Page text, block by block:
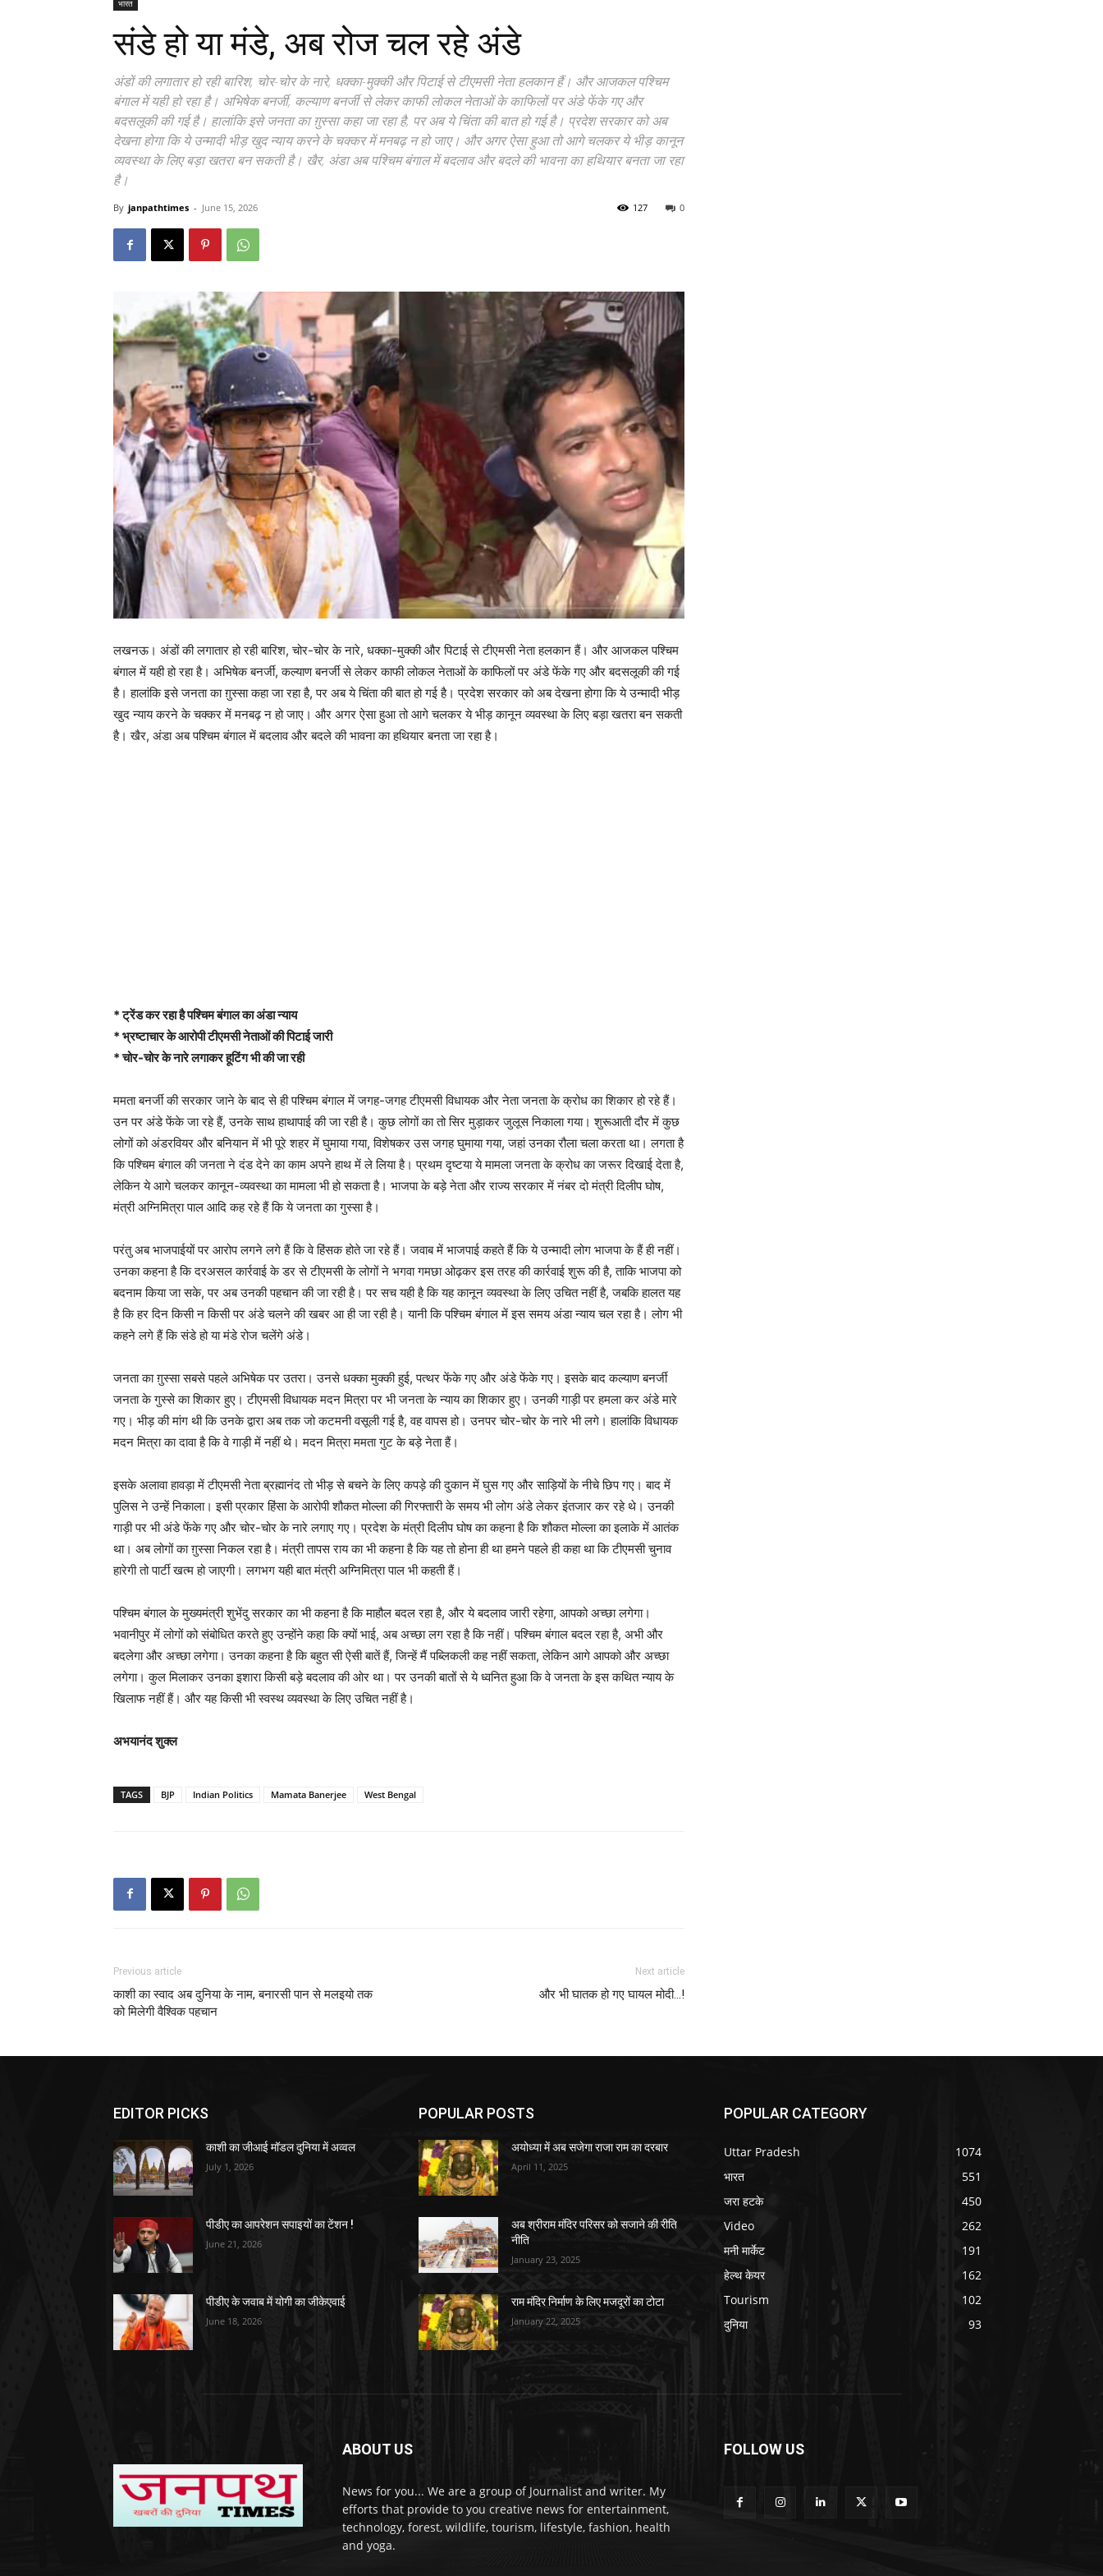
भारत
संडे हो या मंडे, अब रोज चल रहे अंडे
अंडों की लगातार हो रही बारिश, चोर-चोर के नारे, धक्का-मुक्की और पिटाई से टीएमसी नेता हलकान हैं। और आजकल पश्चिम
बंगाल में यही हो रहा है। अभिषेक बनर्जी, कल्याण बनर्जी से लेकर काफी लोकल नेताओं के काफिलों पर अंडे फेंके गए और
बदसलूकी की गई है। हालांकि इसे जनता का ग़ुस्सा कहा जा रहा है, पर अब ये चिंता की बात हो गई है। प्रदेश सरकार को अब
देखना होगा कि ये उन्मादी भीड़ खुद न्याय करने के चक्कर में मनबढ़ न हो जाए। और अगर ऐसा हुआ तो आगे चलकर ये भीड़ कानून
व्यवस्था के लिए बड़ा खतरा बन सकती है। खैर, अंडा अब पश्चिम बंगाल में बदलाव और बदले की भावना का हथियार बनता जा रहा
है।
By janpathtimes - June 15, 2026 0
127
लखनऊ। अंडों की लगातार हो रही बारिश, चोर-चोर के नारे, धक्का-मुक्की और पिटाई से टीएमसी नेता हलकान हैं। और आजकल पश्चिम
बंगाल में यही हो रहा है। अभिषेक बनर्जी, कल्याण बनर्जी से लेकर काफी लोकल नेताओं के काफिलों पर अंडे फेंके गए और बदसलूकी की गई
है। हालांकि इसे जनता का ग़ुस्सा कहा जा रहा है, पर अब ये चिंता की बात हो गई है। प्रदेश सरकार को अब देखना होगा कि ये उन्मादी भीड़
खुद न्याय करने के चक्कर में मनबढ़ न हो जाए। और अगर ऐसा हुआ तो आगे चलकर ये भीड़ कानून व्यवस्था के लिए बड़ा खतरा बन सकती
है। खैर, अंडा अब पश्चिम बंगाल में बदलाव और बदले की भावना का हथियार बनता जा रहा है।
* ट्रेंड कर रहा है पश्चिम बंगाल का अंडा न्याय
* भ्रष्टाचार के आरोपी टीएमसी नेताओं की पिटाई जारी
* चोर-चोर के नारे लगाकर हूटिंग भी की जा रही
ममता बनर्जी की सरकार जाने के बाद से ही पश्चिम बंगाल में जगह-जगह टीएमसी विधायक और नेता जनता के क्रोध का शिकार हो रहे हैं।
उन पर अंडे फेंके जा रहे हैं, उनके साथ हाथापाई की जा रही है। कुछ लोगों का तो सिर मुड़ाकर जुलूस निकाला गया। शुरूआती दौर में कुछ
लोगों को अंडरवियर और बनियान में भी पूरे शहर में घुमाया गया, विशेषकर उस जगह घुमाया गया, जहां उनका रौला चला करता था। लगता है
कि पश्चिम बंगाल की जनता ने दंड देने का काम अपने हाथ में ले लिया है। प्रथम दृष्टया ये मामला जनता के क्रोध का जरूर दिखाई देता है,
लेकिन ये आगे चलकर कानून-व्यवस्था का मामला भी हो सकता है। भाजपा के बड़े नेता और राज्य सरकार में नंबर दो मंत्री दिलीप घोष,
मंत्री अग्निमित्रा पाल आदि कह रहे हैं कि ये जनता का गुस्सा है।
परंतु अब भाजपाईयों पर आरोप लगने लगे हैं कि वे हिंसक होते जा रहे हैं। जवाब में भाजपाई कहते हैं कि ये उन्मादी लोग भाजपा के हैं ही नहीं।
उनका कहना है कि दरअसल कार्रवाई के डर से टीएमसी के लोगों ने भगवा गमछा ओढ़कर इस तरह की कार्रवाई शुरू की है, ताकि भाजपा को
बदनाम किया जा सके, पर अब उनकी पहचान की जा रही है। पर सच यही है कि यह कानून व्यवस्था के लिए उचित नहीं है, जबकि हालत यह
है कि हर दिन किसी न किसी पर अंडे चलने की खबर आ ही जा रही है। यानी कि पश्चिम बंगाल में इस समय अंडा न्याय चल रहा है। लोग भी
कहने लगे हैं कि संडे हो या मंडे रोज चलेंगे अंडे।
जनता का ग़ुस्सा सबसे पहले अभिषेक पर उतरा। उनसे धक्का मुक्की हुई, पत्थर फेंके गए और अंडे फेंके गए। इसके बाद कल्याण बनर्जी
जनता के गुस्से का शिकार हुए। टीएमसी विधायक मदन मित्रा पर भी जनता के न्याय का शिकार हुए। उनकी गाड़ी पर हमला कर अंडे मारे
गए। भीड़ की मांग थी कि उनके द्वारा अब तक जो कटमनी वसूली गई है, वह वापस हो। उनपर चोर-चोर के नारे भी लगे। हालांकि विधायक
मदन मित्रा का दावा है कि वे गाड़ी में नहीं थे। मदन मित्रा ममता गुट के बड़े नेता हैं।
इसके अलावा हावड़ा में टीएमसी नेता ब्रह्मानंद तो भीड़ से बचने के लिए कपड़े की दुकान में घुस गए और साड़ियों के नीचे छिप गए। बाद में
पुलिस ने उन्हें निकाला। इसी प्रकार हिंसा के आरोपी शौकत मोल्ला की गिरफ्तारी के समय भी लोग अंडे लेकर इंतजार कर रहे थे। उनकी
गाड़ी पर भी अंडे फेंके गए और चोर-चोर के नारे लगाए गए। प्रदेश के मंत्री दिलीप घोष का कहना है कि शौकत मोल्ला का इलाके में आतंक
था। अब लोगों का ग़ुस्सा निकल रहा है। मंत्री तापस राय का भी कहना है कि यह तो होना ही था हमने पहले ही कहा था कि टीएमसी चुनाव
हारेगी तो पार्टी खत्म हो जाएगी। लगभग यही बात मंत्री अग्निमित्रा पाल भी कहती हैं।
पश्चिम बंगाल के मुख्यमंत्री शुभेंदु सरकार का भी कहना है कि माहौल बदल रहा है, और ये बदलाव जारी रहेगा, आपको अच्छा लगेगा।
भवानीपुर में लोगों को संबोधित करते हुए उन्होंने कहा कि क्यों भाई, अब अच्छा लग रहा है कि नहीं। पश्चिम बंगाल बदल रहा है, अभी और
बदलेगा और अच्छा लगेगा। उनका कहना है कि बहुत सी ऐसी बातें हैं, जिन्हें मैं पब्लिकली कह नहीं सकता, लेकिन आगे आपको और अच्छा
लगेगा। कुल मिलाकर उनका इशारा किसी बड़े बदलाव की ओर था। पर उनकी बातों से ये ध्वनित हुआ कि वे जनता के इस कथित न्याय के
खिलाफ नहीं हैं। और यह किसी भी स्वस्थ व्यवस्था के लिए उचित नहीं है।
अभयानंद शुक्ल
TAGS BJP Indian Politics Mamata Banerjee West Bengal
Previous article
काशी का स्वाद अब दुनिया के नाम, बनारसी पान से मलइयो तक
को मिलेगी वैश्विक पहचान
Next article
और भी घातक हो गए घायल मोदी…!
EDITOR PICKS
काशी का जीआई मॉडल दुनिया में अव्वल
July 1, 2026
पीडीए का आपरेशन सपाइयों का टेंशन !
June 21, 2026
पीडीए के जवाब में योगी का जीकेएवाई
June 18, 2026
POPULAR POSTS
अयोध्या में अब सजेगा राजा राम का दरबार
April 11, 2025
अब श्रीराम मंदिर परिसर को सजाने की रीति
नीति
January 23, 2025
राम मंदिर निर्माण के लिए मजदूरों का टोटा
January 22, 2025
POPULAR CATEGORY
Uttar Pradesh
1074
भारत
551
जरा हटके
450
Video
262
मनी मार्केट
191
हेल्थ केयर
162
Tourism
102
दुनिया
93
ABOUT US
News for you... We are a group of Journalist and writer. My
efforts that provide to you creative news for entertainment,
technology, forest, wildlife, tourism, lifestyle, fashion, health
and yoga.
FOLLOW US